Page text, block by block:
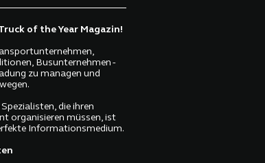
Truck of the Year Magazin!
Busunternehmen -
zu managen und
die ihren
organisieren müssen, ist
Informationsmedium.